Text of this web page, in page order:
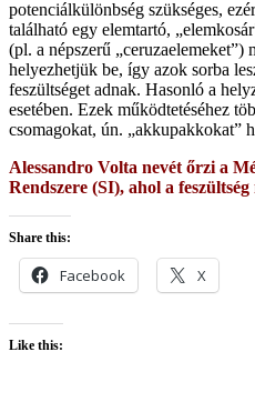
potenciálkülönbség szükséges,
található egy elemtartó,
(pl. a népszerű „ceruzaelemeket”)
helyezhetjük be, így azok sorba
feszültséget adnak. Hasonló a
esetében. Ezek működtetéséhez
csomagokat, ún. „akkupakkokat”
Alessandro Volta nevét őrzi a
Rendszere (SI), ahol a
Share this:
Facebook X
Like this: